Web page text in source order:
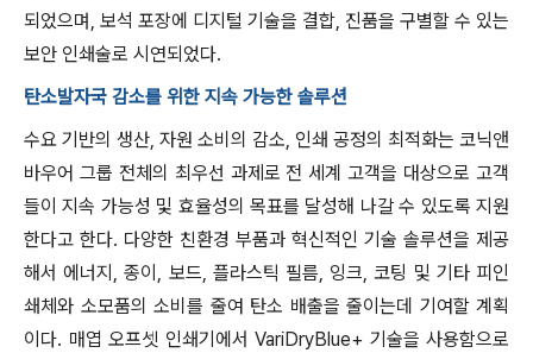
되었으며, 보석 포장에 디지털 기술을 결합, 진품을 구별할 수 있는
보안 인쇄술로 시연되었다.
탄소발자국 감소를 위한 지속 가능한 솔루션
수요 기반의 생산, 자원 소비의 감소, 인쇄 공정의 최적화는 코닉앤
바우어 그룹 전체의 최우선 과제로 전 세계 고객을 대상으로 고객
들이 지속 가능성 및 효율성의 목표를 달성해 나갈 수 있도록 지원
한다고 한다. 다양한 친환경 부품과 혁신적인 기술 솔루션을 제공
해서 에너지, 종이, 보드, 플라스틱 필름, 잉크, 코팅 및 기타 피인
쇄체와 소모품의 소비를 줄여 탄소 배출을 줄이는데 기여할 계획
이다. 매엽 오프셋 인쇄기에서 VariDryBlue+ 기술을 사용함으로